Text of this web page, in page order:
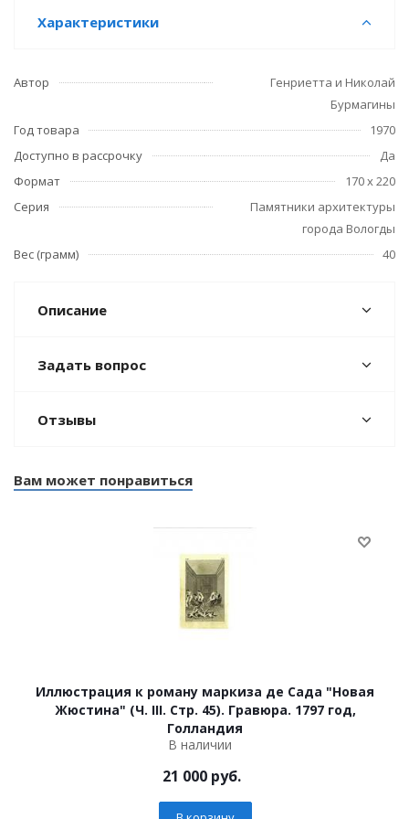
Характеристики
Автор
Генриетта и Николай
Бурмагины
Год товара
1970
Доступно в рассрочку
Да
Формат
170 х 220
Серия
Памятники архитектуры
города Вологды
Вес (грамм)
40
Описание
Задать вопрос
Отзывы
Вам может понравиться
Иллюстрация к роману маркиза де Сада "Новая
Жюстина" (Ч. III. Стр. 45). Гравюра. 1797 год,
Голландия
В наличии
21 000 руб.